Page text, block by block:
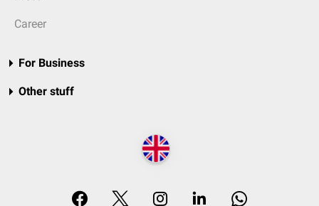
Career
For Business
Other stuff